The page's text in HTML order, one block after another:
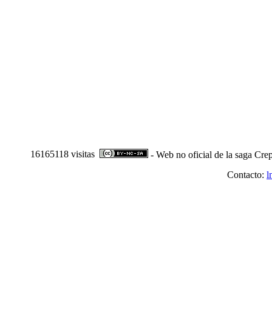
16165118 visitas
- Web no oficial de la saga
Contacto: